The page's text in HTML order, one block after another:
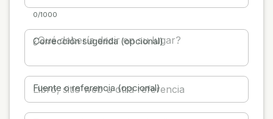
0/1000
Corrección sugerida (opcional)
Fuente o referencia (opcional)